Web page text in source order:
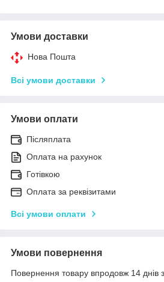
Умови доставки
Нова Пошта
Всі умови доставки
Умови оплати
Післяплата
Оплата на рахунок
Готівкою
Оплата за реквізитами
Всі умови оплати
Умови повернення
Повернення товару впродовж 14 днів